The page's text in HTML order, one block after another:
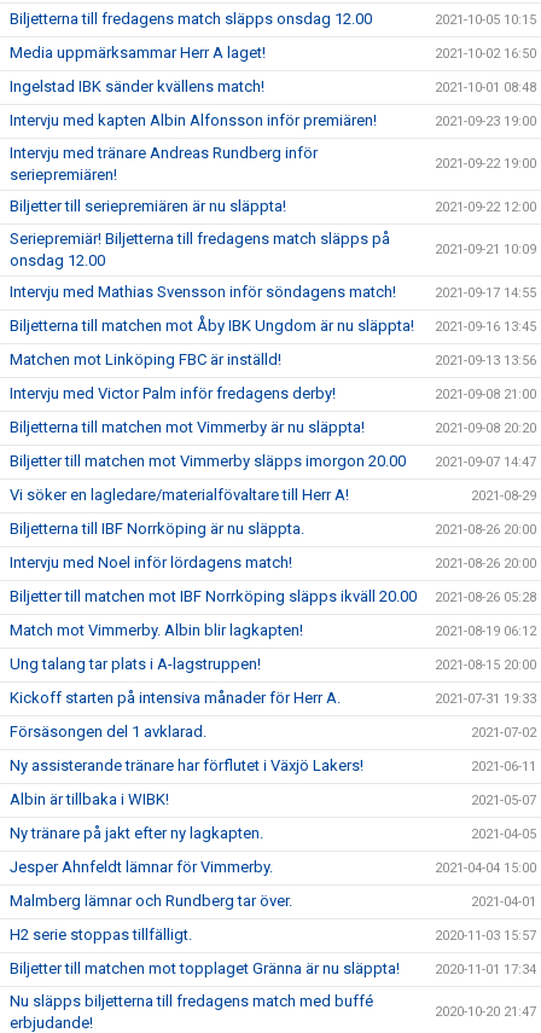
Biljetterna till fredagens match släpps onsdag 12.00 2021-10-05 10:15
Media uppmärksammar Herr A laget! 2021-10-02 16:50
Ingelstad IBK sänder kvällens match! 2021-10-01 08:48
Intervju med kapten Albin Alfonsson inför premiären! 2021-09-23 19:00
Intervju med tränare Andreas Rundberg inför
seriepremiären!
2021-09-22 19:00
Biljetter till seriepremiären är nu släppta! 2021-09-22 12:00
Seriepremiär! Biljetterna till fredagens match släpps på
onsdag 12.00
2021-09-21 10:09
Intervju med Mathias Svensson inför söndagens match! 2021-09-17 14:55
Biljetterna till matchen mot Åby IBK Ungdom är nu släppta! 2021-09-16 13:45
Matchen mot Linköping FBC är inställd! 2021-09-13 13:56
Intervju med Victor Palm inför fredagens derby! 2021-09-08 21:00
Biljetterna till matchen mot Vimmerby är nu släppta! 2021-09-08 20:20
Biljetter till matchen mot Vimmerby släpps imorgon 20.00 2021-09-07 14:47
Vi söker en lagledare/materialfövaltare till Herr A! 2021-08-29
Biljetterna till IBF Norrköping är nu släppta. 2021-08-26 20:00
Intervju med Noel inför lördagens match! 2021-08-26 20:00
Biljetter till matchen mot IBF Norrköping släpps ikväll 20.00 2021-08-26 05:28
Match mot Vimmerby. Albin blir lagkapten! 2021-08-19 06:12
Ung talang tar plats i A-lagstruppen! 2021-08-15 20:00
Kickoff starten på intensiva månader för Herr A. 2021-07-31 19:33
Försäsongen del 1 avklarad. 2021-07-02
Ny assisterande tränare har förflutet i Växjö Lakers! 2021-06-11
Albin är tillbaka i WIBK! 2021-05-07
Ny tränare på jakt efter ny lagkapten. 2021-04-05
Jesper Ahnfeldt lämnar för Vimmerby. 2021-04-04 15:00
Malmberg lämnar och Rundberg tar över. 2021-04-01
H2 serie stoppas tillfälligt. 2020-11-03 15:57
Biljetter till matchen mot topplaget Gränna är nu släppta! 2020-11-01 17:34
Nu släpps biljetterna till fredagens match med buffé
erbjudande!
2020-10-20 21:47